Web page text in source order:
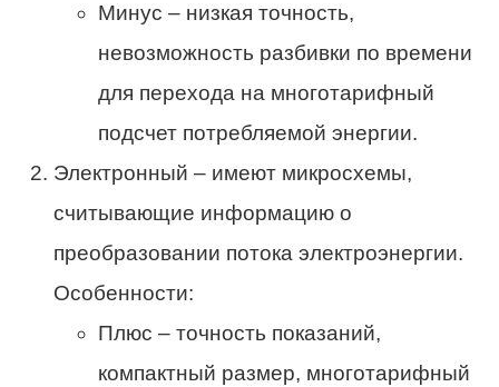
Минус – низкая точность,
невозможность разбивки по времени
для перехода на многотарифный
подсчет потребляемой энергии.
Электронный – имеют микросхемы,
считывающие информацию о
преобразовании потока электроэнергии.
Особенности:
Плюс – точность показаний,
компактный размер, многотарифный